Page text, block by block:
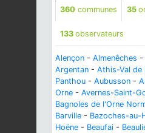
360 communes 35
133 observateurs
Alençon - Almenêches -
Argentan - Athis-Val de
Panthou - Aubusson -
Orne - Avernes-Saint-
Bagnoles de l'Orne
Barville - Bazoches-au-
Hoëne - Beaufai -